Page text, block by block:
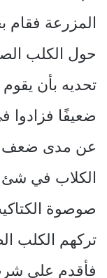
المزرعة فقام
حول الكلب
تحديه بأن
ضعيفًا فزادوا
عن مدى ضعف
الكلاب في شئ
صوصوة
تركهم الكلب
فأقدم على شرب